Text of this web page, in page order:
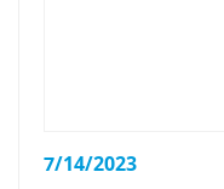
7/14/2023